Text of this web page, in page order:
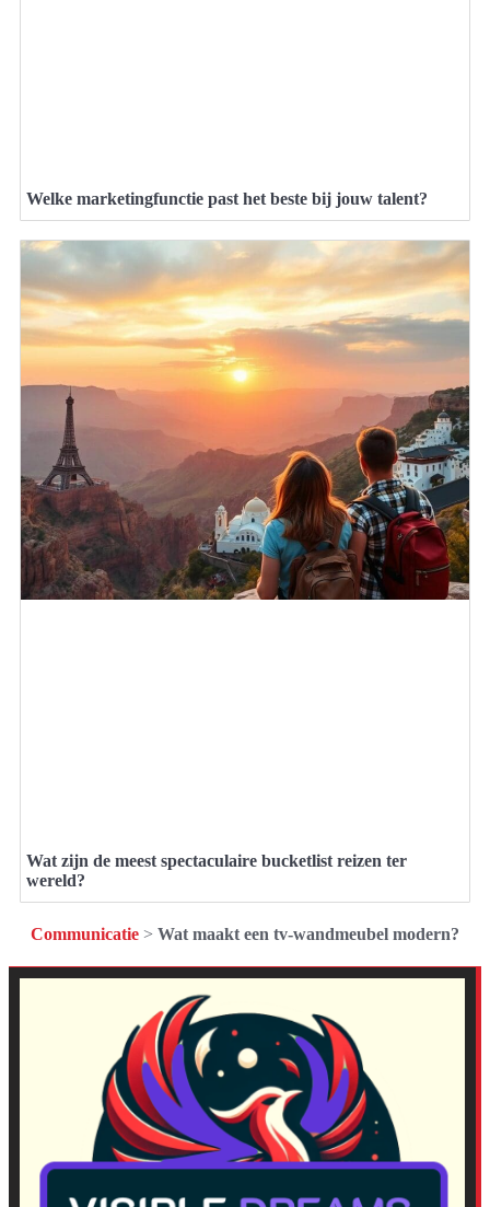
Welke marketingfunctie past het beste bij jouw talent?
Wat zijn de meest spectaculaire bucketlist reizen ter
wereld?
Communicatie > Wat maakt een tv-wandmeubel modern?